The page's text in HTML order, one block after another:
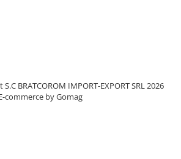
fine
BRATCOROM IMPORT-EXPORT SRL 2026
commerce by Gomag